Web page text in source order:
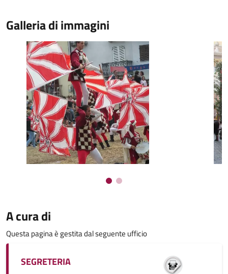
Galleria di immagini
A cura di
Questa pagina è gestita dal seguente ufficio
SEGRETERIA